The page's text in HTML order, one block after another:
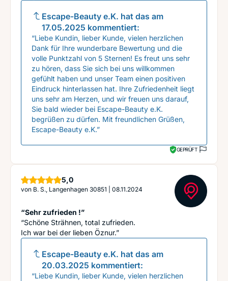
Escape-Beauty e.K. hat das am
17.05.2025 kommentiert:
“Liebe Kundin, lieber Kunde, vielen herzlichen
Dank für Ihre wunderbare Bewertung und die
volle Punktzahl von 5 Sternen! Es freut uns sehr
zu hören, dass Sie sich bei uns willkommen
gefühlt haben und unser Team einen positiven
Eindruck hinterlassen hat. Ihre Zufriedenheit liegt
uns sehr am Herzen, und wir freuen uns darauf,
Sie bald wieder bei Escape-Beauty e.K.
begrüßen zu dürfen. Mit freundlichen Grüßen,
Escape-Beauty e.K.”
GEPRÜFT
5,0Sterne
von B. S., Langenhagen 30851 08.11.2024
“Sehr zufrieden !”
“Schöne Strähnen, total zufrieden.
Ich war bei der lieben Öznur.”
Escape-Beauty e.K. hat das am
20.03.2025 kommentiert:
“Liebe Kundin, lieber Kunde, vielen herzlichen